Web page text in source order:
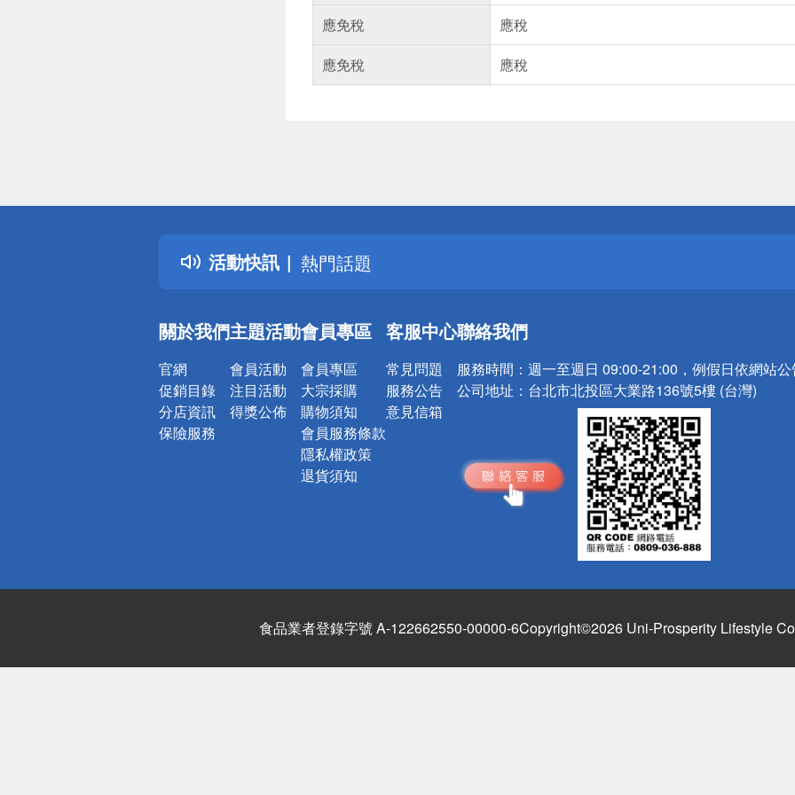
應免稅
應稅
應免稅
應稅
活動快訊
詐騙網頁！請小心！
得獎公告
熱門話題
銀行優惠
詐騙網頁！請小心！
關於我們
官網
促銷目錄
分店資訊
保險服務
主題活動
會員活動
注目活動
得獎公佈
會員專區
會員專區
大宗採購
購物須知
會員服務條款
隱私權政策
退貨須知
客服中心
常見問題
服務公告
意見信箱
聯絡我們
服務時間： 週一至週日 09:00-21:00，例假日依網站
公司地址： 台北市北投區大業路136號5樓 (台灣)
食品業者登錄字號 A-122662550-00000-6Copyright©2026 Uni-Prosperity Lifestyle